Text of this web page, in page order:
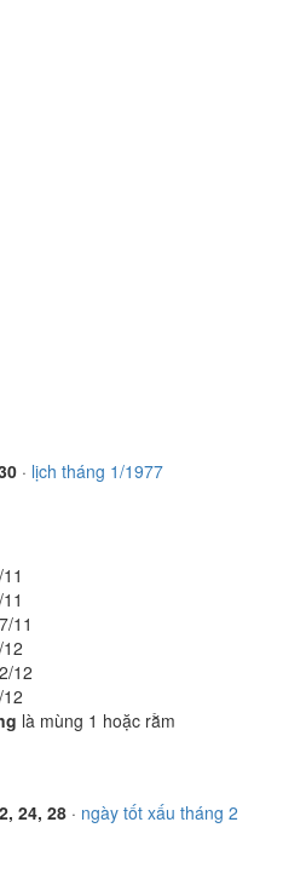
· lịch tháng 1/1977
11
12
là mùng 1 hoặc rằm
24, 28 · ngày tốt xấu tháng 2